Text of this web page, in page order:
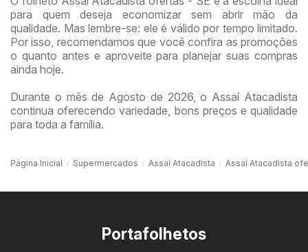
para quem deseja economizar sem abrir mão da
qualidade. Mas lembre-se: ele é válido por tempo limitado.
Por isso, recomendamos que você confira as promoções
o quanto antes e aproveite para planejar suas compras
ainda hoje.
Durante o mês de Agosto de 2026, o Assaí Atacadista
continua oferecendo variedade, bons preços e qualidade
para toda a família.
Página Inicial Supermercados Assaí Atacadista Assaí Atacadista
Portafolhetos